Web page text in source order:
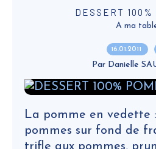
DESSERT 100%
A ma
16.01.2011
Par Danielle
La pomme en vedette
pommes sur fond de
trifle aux pommes,